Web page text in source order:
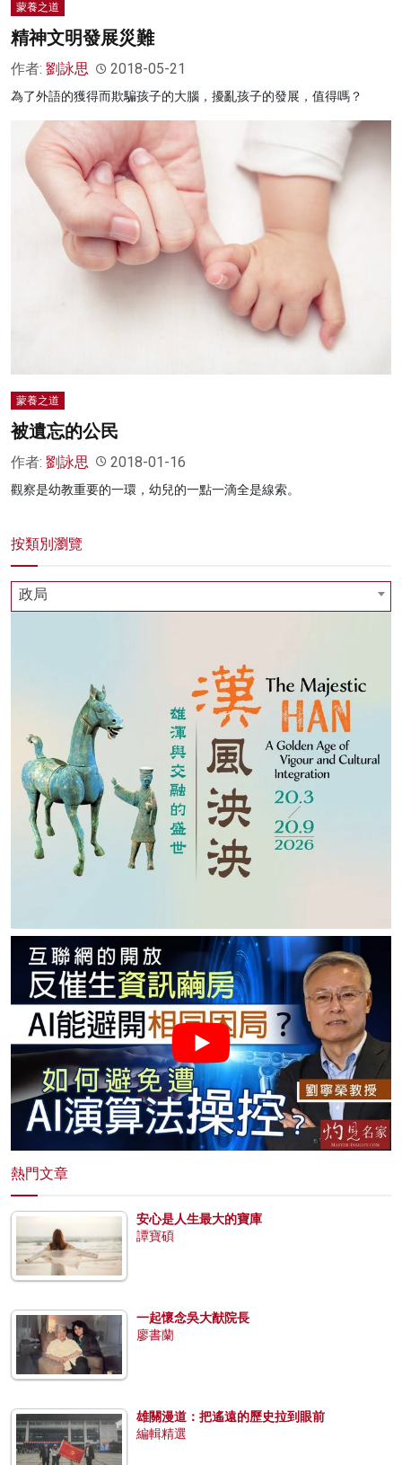
蒙養之道
精神文明發展災難
作者: 劉詠思 2018-05-21
為了外語的獲得而欺騙孩子的大腦，擾亂孩子的發展，值得嗎？
蒙養之道
被遺忘的公民
作者: 劉詠思 2018-01-16
觀察是幼教重要的一環，幼兒的一點一滴全是線索。
按類別瀏覽
政局
熱門文章
安心是人生最大的寶庫
譚寶碩
一起懷念吳大猷院長
廖書蘭
雄關漫道：把遙遠的歷史拉到眼前
編輯精選